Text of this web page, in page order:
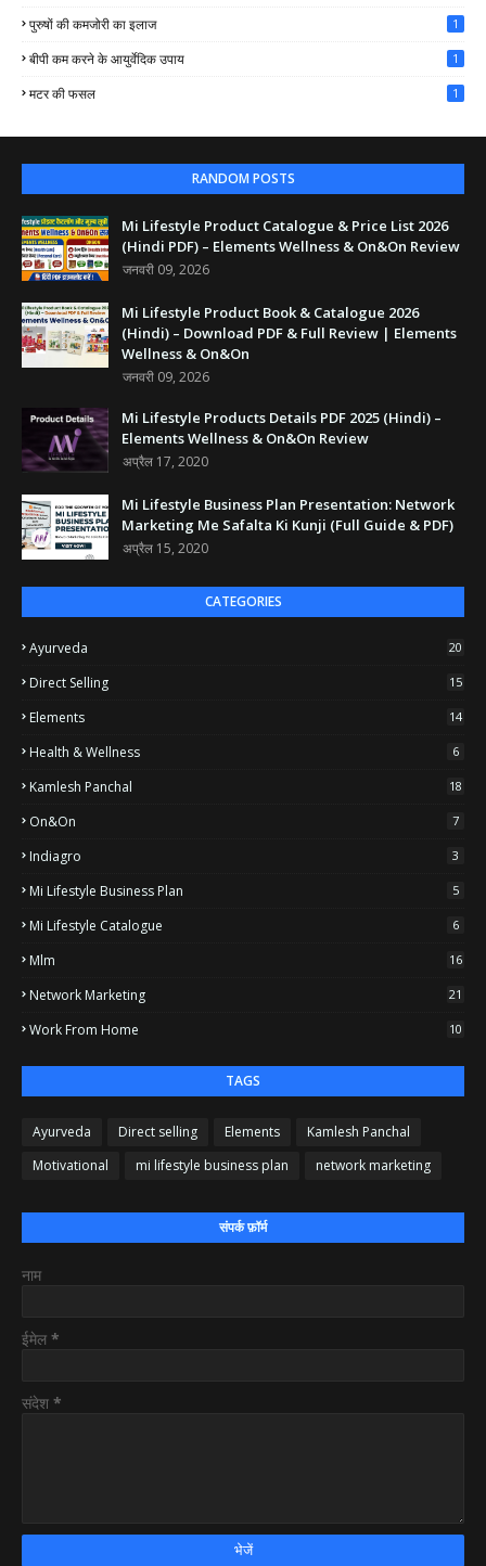
पुरुषों की कमजोरी का इलाज 1
बीपी कम करने के आयुर्वेदिक उपाय 1
मटर की फसल 1
RANDOM POSTS
Mi Lifestyle Product Catalogue & Price List 2026
(Hindi PDF) – Elements Wellness & On&On Review
जनवरी 09, 2026
Mi Lifestyle Product Book & Catalogue 2026
(Hindi) – Download PDF & Full Review | Elements
Wellness & On&On
जनवरी 09, 2026
Mi Lifestyle Products Details PDF 2025 (Hindi) –
Elements Wellness & On&On Review
अप्रैल 17, 2020
Mi Lifestyle Business Plan Presentation: Network
Marketing Me Safalta Ki Kunji (Full Guide & PDF)
अप्रैल 15, 2020
CATEGORIES
Ayurveda 20
Direct Selling 15
Elements 14
Health & Wellness 6
Kamlesh Panchal 18
On&on 7
Indiagro 3
Mi Lifestyle Business Plan 5
Mi Lifestyle Catalogue 6
Mlm 16
Network Marketing 21
Work From Home 10
TAGS
Ayurveda Direct selling Elements
Kamlesh Panchal
Motivational
mi lifestyle business plan network marketing
संपर्क फ़ॉर्म
नाम
ईमेल *
संदेश *